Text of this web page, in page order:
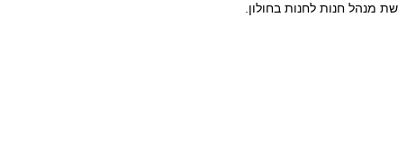
מנהל חנות לחנות בחולון.